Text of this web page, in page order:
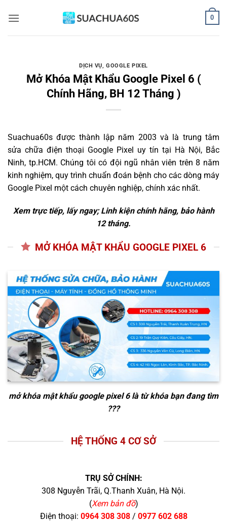
qua
0
DỊCH VỤ,GOOGLE PIXEL
Mở Khóa Mật Khẩu Google Pixel 6 (
Chính Hãng, BH 12 Tháng )
Suachua60s được thành lập năm 2003 và là trung tâm
sửa chữa điện thoại Google Pixel uy tín tại Hà Nội, Bắc
Ninh, tp.HCM. Chúng tôi có đội ngũ nhân viên trên 8 năm
kinh nghiệm, quy trình chuẩn đoán bệnh cho các dòng máy
Google Pixel một cách chuyên nghiệp, chính xác nhất.
Xem trực tiếp, lấy ngay; Linh kiện chính hãng, bảo hành
12 tháng.
MỞ KHÓA MẬT KHẨU GOOGLE PIXEL 6
mở khóa mật khẩu google pixel 6là từ khóa bạn đang tìm
???
HỆ THỐNG 4 CƠ SỞ
TRỤ SỞ CHÍNH:
308 Nguyễn Trãi, Q.Thanh Xuân, Hà Nội.
(Xem bản đồ)
Điện thoại: 0964 308 308/ 0977 602 688